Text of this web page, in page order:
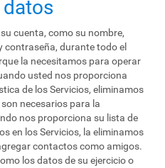
cuenta, como su nombre,
contraseña, durante todo el
la necesitamos para operar
usted nos proporciona
de los Servicios, eliminamos
necesarios para la
nos proporciona su lista de
en los Servicios, la eliminamos
contactos como amigos.
los datos de su ejercicio o